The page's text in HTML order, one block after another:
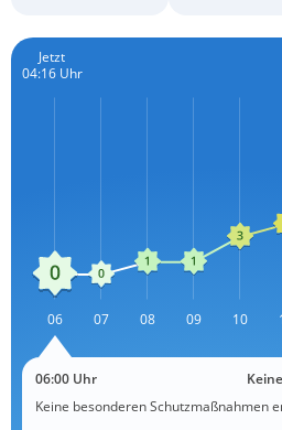
Jetzt
04:16 Uhr
06 07 08 09 10
06:00 Uhr
Keine
Keine besonderen Schutzmaßnahmen